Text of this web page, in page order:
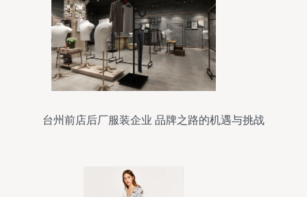
台州前店后厂服装企业 品牌之路的机遇与挑战